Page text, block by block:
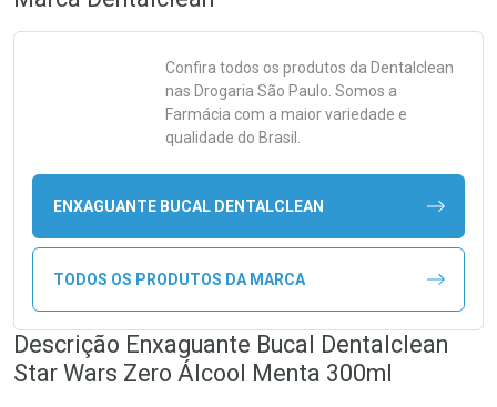
Confira todos os produtos da Dentalclean
nas Drogaria São Paulo. Somos a
Farmácia com a maior variedade e
qualidade do Brasil.
ENXAGUANTE BUCAL DENTALCLEAN
TODOS OS PRODUTOS DA MARCA
Descrição Enxaguante Bucal Dentalclean
Star Wars Zero Álcool Menta 300ml